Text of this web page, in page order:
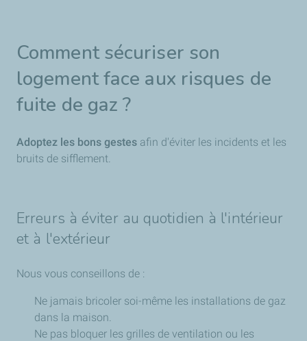
Comment sécuriser son
logement face aux risques de
fuite de gaz ?
Adoptez les bons gestes afin d'éviter les incidents et les
bruits de sifflement.
Erreurs à éviter au quotidien à l'intérieur
et à l'extérieur
Nous vous conseillons de :
Ne jamais bricoler soi-même les installations de gaz
dans la maison.
Ne pas bloquer les grilles de ventilation ou les